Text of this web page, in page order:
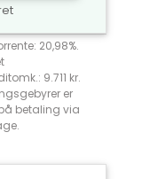
20,98%.
9.711 kr.
er
betaling via